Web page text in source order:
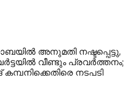
അനുമതി നഷ്ടപ്പെട്ടു,
വീണ്ടും പ്രവർത്തനം;
കമ്പനിക്കെതിരെ നടപടി